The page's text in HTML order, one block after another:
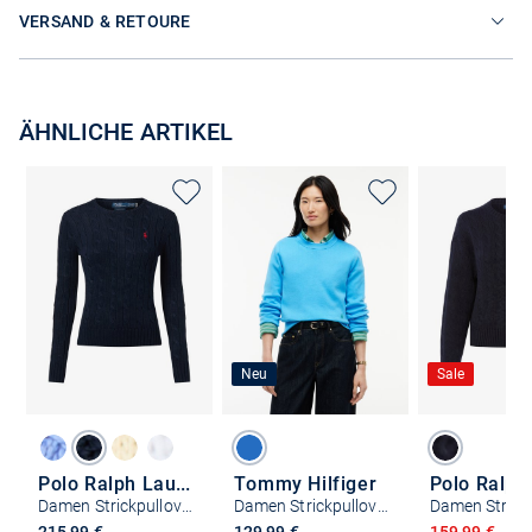
VERSAND & RETOURE
ÄHNLICHE ARTIKEL
Polo Ralph Lauren
Damen Strickpullover
Neu
Tommy Hilfiger
Sale